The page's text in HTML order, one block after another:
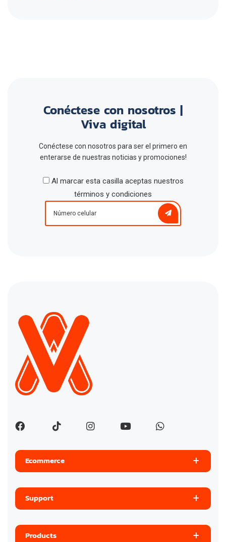
Conéctese con nosotros |
Viva digital
Conéctese con nosotros para ser el primero en
enterarse de nuestras noticias y promociones!
Al marcar esta casilla aceptas nuestros
términos y condiciones
Ecommerce
Support
Products